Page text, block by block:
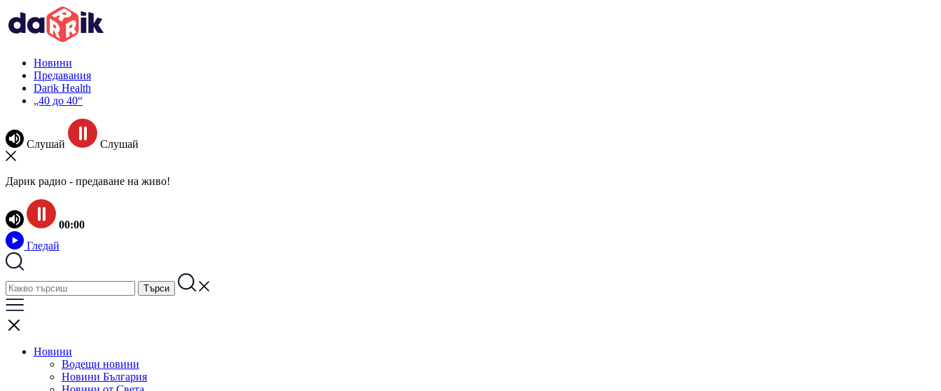
Новини
Предавания
Darik Health
„40 до 40“
Слушай Слушай
Дарик радио - предаване на живо!
00:00
Гледай
Новини
Водещи новини
Новини България